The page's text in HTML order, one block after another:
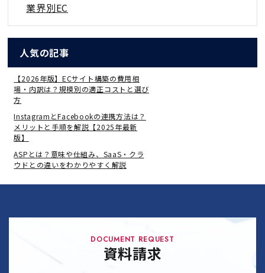
業界別EC
人気の記事
【2026年版】ECサイト構築の費用相
場・内訳は？規模別の適正コストと選び
方
InstagramとFacebookの連携方法は？
メリットと手順を解説【2025年最新
版】
ASPとは？意味や仕組み、SaaS・クラ
ウドとの違いをわかりやすく解説
DOCUMENT REQUEST
資料請求